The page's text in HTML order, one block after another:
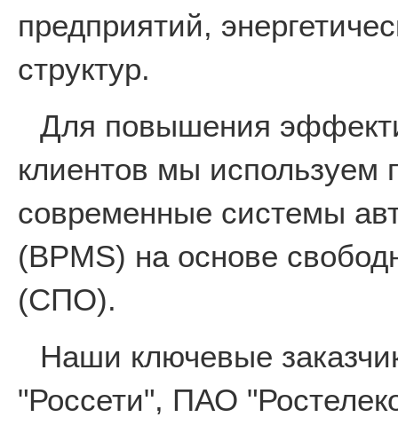
предприятий,
структур.
Для повышения
клиентов мы используем
современные системы
(BPMS) на основе
(СПО).
Наши ключевые
"Россети", ПАО